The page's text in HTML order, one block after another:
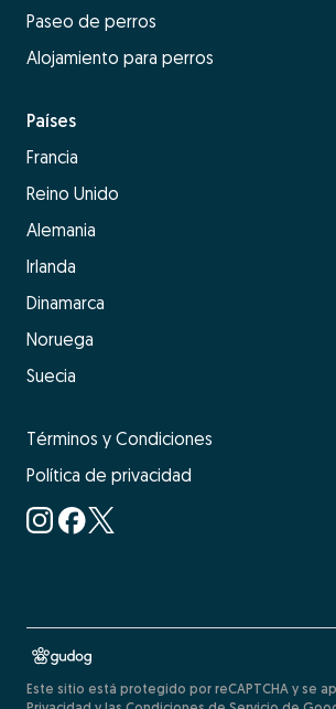
Paseo de perros
Alojamiento para perros
Países
Francia
Reino Unido
Alemania
Irlanda
Dinamarca
Noruega
Suecia
Términos y Condiciones
Política de privacidad
Este sitio está protegido por reCAPTCHA y se